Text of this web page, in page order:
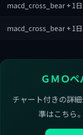
macd_cross_bear + 1
macd_cross_bear + 1
ＧＭＯ
チャート付きの詳
準はこちら